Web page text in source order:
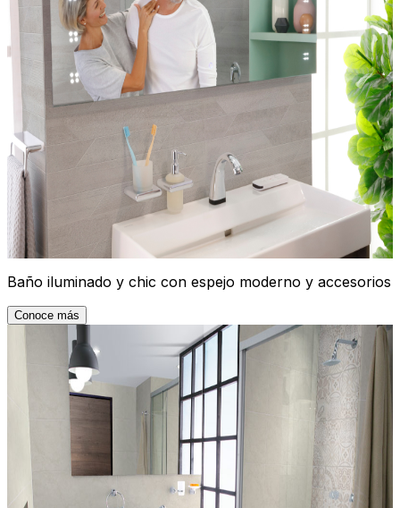
Baño iluminado y chic con espejo moderno y accesorios
Conoce más